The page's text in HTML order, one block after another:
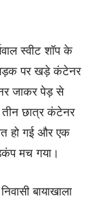
स्वीट शॉप के
पर खड़े कंटेनर
जाकर पेड़ से
छात्र कंटेनर
हो गई और एक
मच गया।
बायाखाला